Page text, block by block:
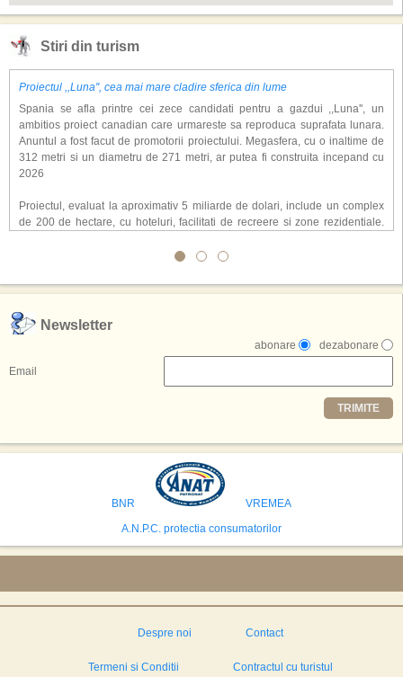
Stiri din turism
Proiectul ,,Luna'', cea mai mare cladire sferica din lume
Spania se afla printre cei zece candidati pentru a gazdui ,,Luna'', un
ambitios proiect canadian care urmareste sa reproduca suprafata lunara.
Anuntul a fost facut de promotorii proiectului. Megasfera, cu o inaltime de
312 metri si un diametru de 271 metri, ar putea fi construita incepand cu
2026
Proiectul, evaluat la aproximativ 5 miliarde de dolari, include un complex
de 200 de hectare, cu hoteluri, facilitati de recreere si zone rezidentiale.
atragerea a pana la 10 milioane de turisti anual. �Luna� ar putea deveni
exclusiv simularea suprafetei lunare.
,,Credem ca exista sanse mari sa anuntam nu doar o locatie, ci poate mai
multe'', a declarat Michael R. Henderson, cofondator al Moon World
Resorts, citat de Gulf News. Potrivit acestuia, 2026 ar putea deveni un an
decisiv pentru reali zarea proiectului.
Printre celelalte tari care concureaza pentru a gazdui aceasta constructie
se numara Australia, Brazilia, China, Egipt, India, Polonia, Thailanda,
avea cele mai mari sanse de a castiga licitatia. Totusi, Spania, care se
preconizeaza ca va deveni a doua cea mai vizitata tara din lume in 2025,
isi bazeaza oferta pe infrastructura turistica solida si capacitatea hoteliera."
Newsletter
dezabonare
abonare
Email
TRIMITE
BNR
VREMEA
A.N.P.C. protectia consumatorilor
Despre noi Contact
Termeni si Conditii Contractul cu turistul